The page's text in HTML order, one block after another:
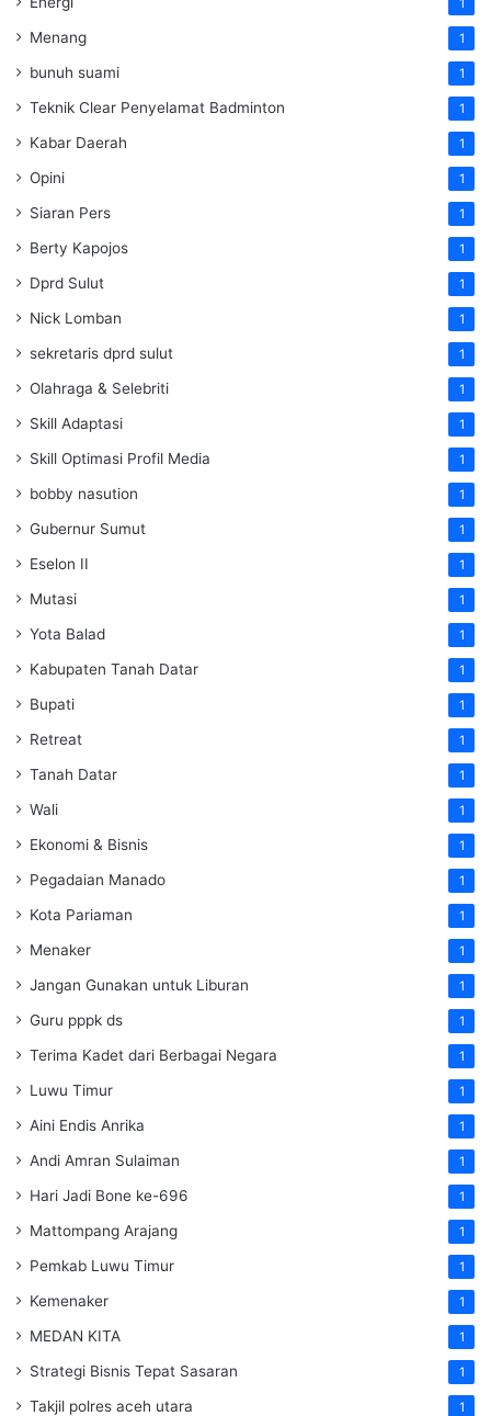
1
Menang 1
bunuh suami 1
Teknik Clear Penyelamat Badminton 1
Kabar Daerah 1
Opini 1
Siaran Pers 1
Berty Kapojos 1
Dprd Sulut 1
Nick Lomban 1
sekretaris dprd sulut 1
Olahraga & Selebriti 1
Skill Adaptasi 1
Skill Optimasi Profil Media 1
bobby nasution 1
Gubernur Sumut 1
Eselon II 1
Mutasi 1
Yota Balad 1
Kabupaten Tanah Datar 1
Bupati 1
Retreat 1
Tanah Datar 1
Wali 1
Ekonomi & Bisnis 1
Pegadaian Manado 1
Kota Pariaman 1
Menaker 1
Jangan Gunakan untuk Liburan 1
Guru pppk ds 1
Terima Kadet dari Berbagai Negara 1
Luwu Timur 1
Aini Endis Anrika 1
Andi Amran Sulaiman 1
Hari Jadi Bone ke-696 1
Mattompang Arajang 1
Pemkab Luwu Timur 1
Kemenaker 1
MEDAN KITA 1
Strategi Bisnis Tepat Sasaran 1
Takjil polres aceh utara 1